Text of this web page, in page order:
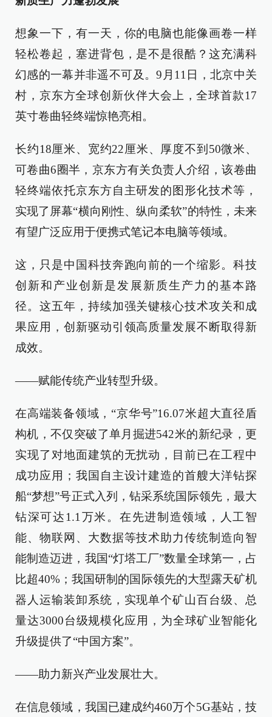
想象一下，有一天，你的电脑也能像画卷一样
轻松卷起，塞进背包，是不是很酷？这充满科
幻感的一幕并非遥不可及。9月11日，北京中关
村，京东方全球创新伙伴大会上，全球首款17
英寸卷曲轻终端惊艳亮相。
长约18厘米、宽约22厘米、厚度不到50微米、
可卷曲6圈半，京东方有关负责人介绍，该卷曲
轻终端依托京东方自主研发的图形化技术等，
实现了屏幕“横向刚性、纵向柔软”的特性，未来
有望广泛应用于便携式笔记本电脑等领域。
这，只是中国科技奔跑向前的一个缩影。科技
创新和产业创新是发展新质生产力的基本路
径。这五年，持续加强关键核心技术攻关和成
果应用，创新驱动引领高质量发展不断取得新
成效。
——赋能传统产业转型升级。
在高端装备领域，“京华号”16.07米超大直径盾
构机，不仅突破了单月掘进542米的新纪录，更
实现了对地面建筑的无扰动，目前已在工程中
成功应用；我国自主设计建造的首艘大洋钻探
船“梦想”号正式入列，钻采系统国际领先，最大
钻深可达1.1万米。在先进制造领域，人工智
能、物联网、大数据等技术助力传统制造向智
能制造迈进，我国“灯塔工厂”数量全球第一，占
比超40%；我国研制的国际领先的大型露天矿机
器人运输装卸系统，实现单个矿山百台级、总
量达3000台级规模化应用，为全球矿业智能化
升级提供了“中国方案”。
——助力新兴产业发展壮大。
在信息领域，我国已建成约460万个5G基站，技